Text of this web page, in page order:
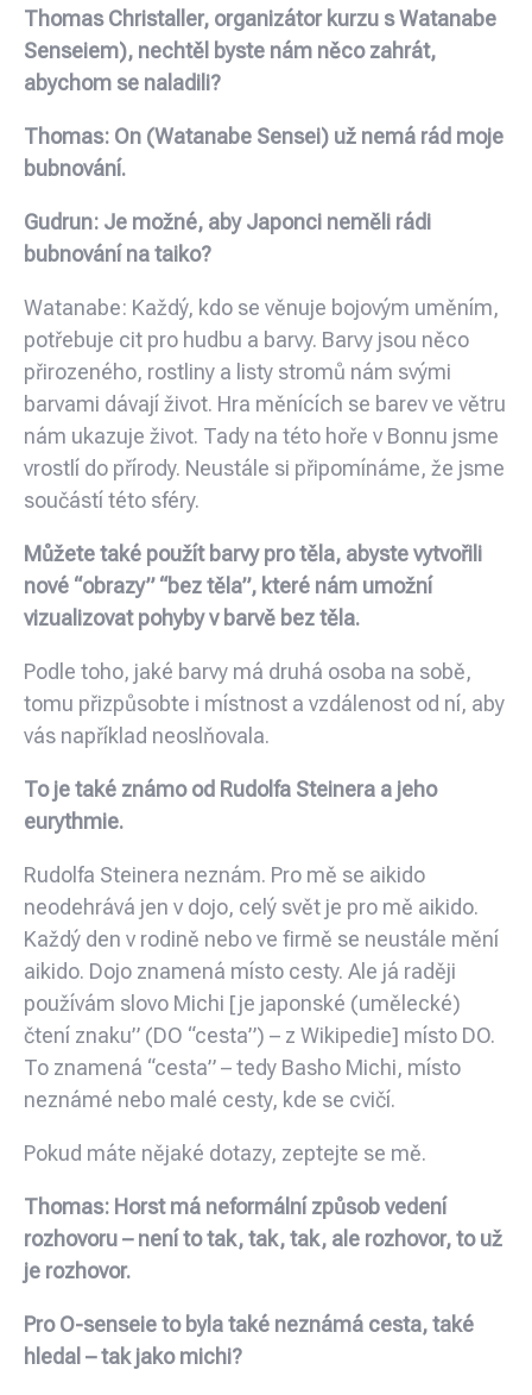
Thomas Christaller, organizátor kurzu s Watanabe
Senseiem), nechtěl byste nám něco zahrát,
abychom se naladili?
Thomas: On (Watanabe Sensei) už nemá rád moje
bubnování.
Gudrun: Je možné, aby Japonci neměli rádi
bubnování na taiko?
Watanabe: Každý, kdo se věnuje bojovým uměním,
potřebuje cit pro hudbu a barvy. Barvy jsou něco
přirozeného, rostliny a listy stromů nám svými
barvami dávají život. Hra měnících se barev ve větru
nám ukazuje život. Tady na této hoře v Bonnu jsme
vrostlí do přírody. Neustále si připomínáme, že jsme
součástí této sféry.
Můžete také použít barvy pro těla, abyste vytvořili
nové “obrazy” “bez těla”, které nám umožní
vizualizovat pohyby v barvě bez těla.
Podle toho, jaké barvy má druhá osoba na sobě,
tomu přizpůsobte i místnost a vzdálenost od ní, aby
vás například neoslňovala.
To je také známo od Rudolfa Steinera a jeho
eurythmie.
Rudolfa Steinera neznám. Pro mě se aikido
neodehrává jen v dojo, celý svět je pro mě aikido.
Každý den v rodině nebo ve firmě se neustále mění
aikido. Dojo znamená místo cesty. Ale já raději
používám slovo Michi [je japonské (umělecké)
čtení znaku” (DO “cesta”) – z Wikipedie] místo DO.
To znamená “cesta” – tedy Basho Michi, místo
neznámé nebo malé cesty, kde se cvičí.
Pokud máte nějaké dotazy, zeptejte se mě.
Thomas: Horst má neformální způsob vedení
rozhovoru – není to tak, tak, tak, ale rozhovor, to už
je rozhovor.
Pro O-senseie to byla také neznámá cesta, také
hledal – tak jako michi?